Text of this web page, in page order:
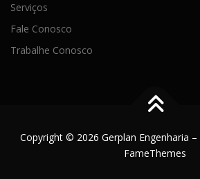
Serviços
Fale Conosco
Trabalhe Conosco
Copyright © 2026 Gerplan Engenharia –
FameThemes